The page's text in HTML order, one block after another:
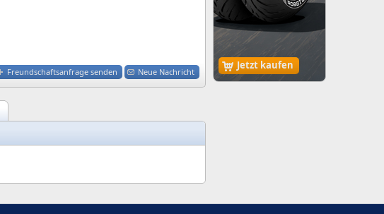
Jetzt kaufen
Freundschaftsanfrage senden Neue Nachricht